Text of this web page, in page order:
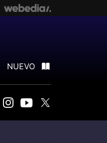
NUEVO
FlipboardInstagram
Youtube